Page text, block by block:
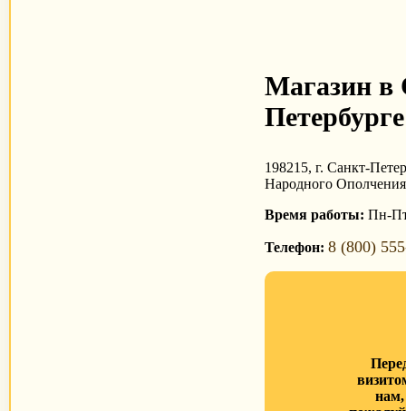
Магазин в
198215, г. Санкт-
Народного
Время работы: Пн-Пт
Телефон: 8 (800)
нам,